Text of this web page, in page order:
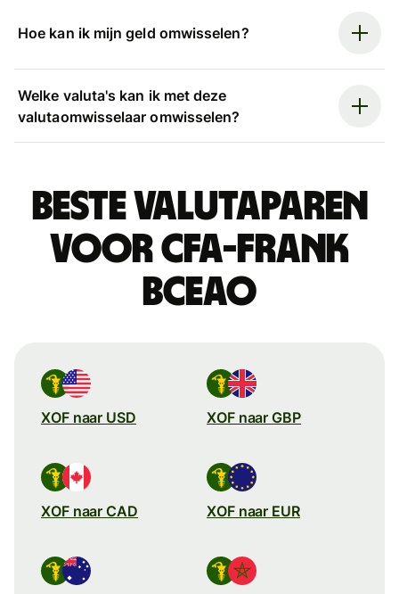
Hoe kan ik mijn geld omwisselen?
Welke valuta's kan ik met deze
valutaomwisselaar omwisselen?
Beste valutaparen
voor CFA-frank
BCEAO
XOF naar USD XOF naar GBP
XOF naar CAD XOF naar EUR